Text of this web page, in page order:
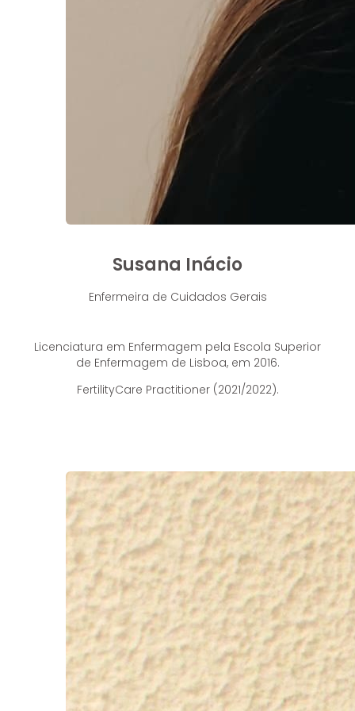
Susana Inácio
Enfermeira de Cuidados Gerais
Licenciatura em Enfermagem pela Escola Superior
de Enfermagem de Lisboa, em 2016.
FertilityCare Practitioner (2021/2022).